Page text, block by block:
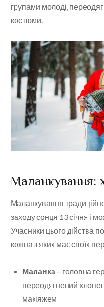
групами молоді,
костюми.
Маланкування:
Маланкування
заходу сонця 13 січня і
Учасники цього дійства
кожна з яких має своїх
Маланка – головна
переодягнений
макіяжем